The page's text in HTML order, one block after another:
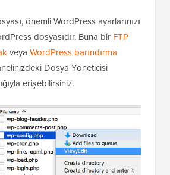
önemli WordPress ayarlarınızı
dosyasıdır. Buna bir FTP
veya WordPress barındırma
Dosya Yöneticisi
erişebilirsiniz.